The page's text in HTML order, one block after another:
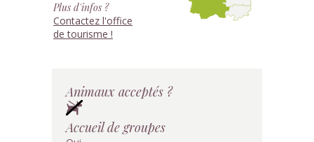
Plus d'infos ?
Contactez l'office
de tourisme !
Animaux acceptés ?
Accueil de groupes